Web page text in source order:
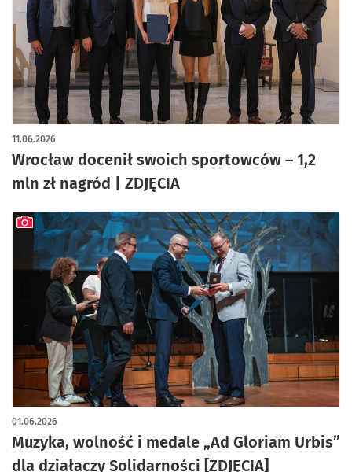
Wrocław docenił swoich sportowców – 1,2
mln zł nagród | ZDJĘCIA
11.06.2026
artykuł z galerią zdjęć
Muzyka, wolność i medale „Ad Gloriam Urbis”
dla działaczy Solidarności [ZDJĘCIA]
01.06.2026
artykuł z galerią zdjęć